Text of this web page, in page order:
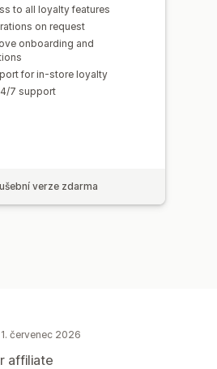
to all loyalty features
on request
onboarding and
for in-store loyalty
7 support
verze zdarma
1. červenec 2026
affiliate